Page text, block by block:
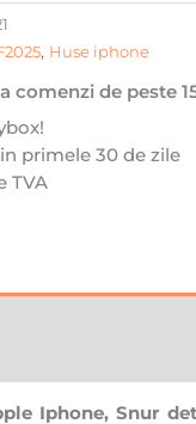
, Huse iphone
comenzi de peste
primele 30 de zile
TVA
Iphone, Snur